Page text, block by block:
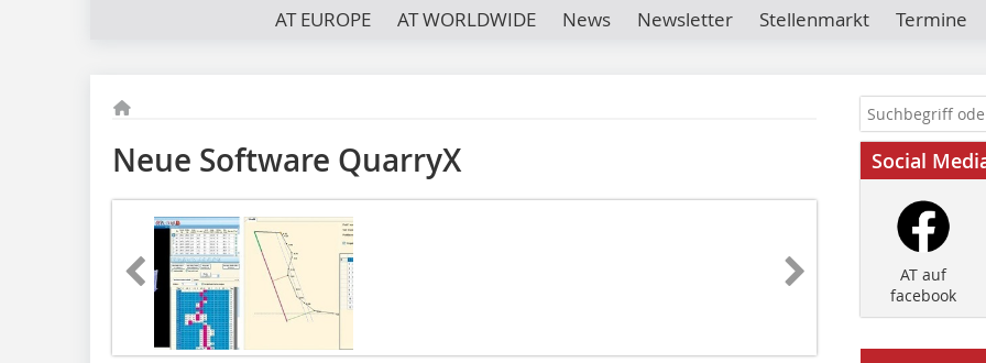
AT EUROPE AT WORLDWIDE News Newsletter Stellenmarkt Termine
Neue Software QuarryX Social
AT auf
facebook